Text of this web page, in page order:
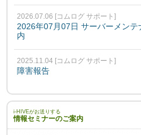
2026.07.06 [コムログ サポート]
2026年07月07日 サーバーメンテ
内
2025.11.04 [コムログ サポート]
障害報告
i-HIVEがお送りする
情報セミナーのご案内